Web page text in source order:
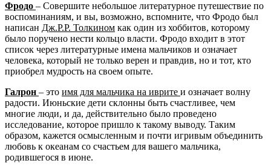
Фродо – Совершите небольшое литературное путешествие по
воспоминаниям, и вы, возможно, вспомните, что Фродо был
написан Дж.Р.Р. Толкином как один из хоббитов, которому
было поручено нести кольцо власти. Фродо входит в этот
список через литературные имена мальчиков и означает
человека, который не только верен и правдив, но и тот, кто
приобрел мудрость на своем опыте.
Галрон – это имя для мальчика на иврите и означает волну
радости. Июньские дети склонны быть счастливее, чем
многие люди, и да, действительно было проведено
исследование, которое пришло к такому выводу. Таким
образом, кажется осмысленным и почти игривым объединить
любовь к океанам со счастьем для вашего мальчика,
родившегося в июне.